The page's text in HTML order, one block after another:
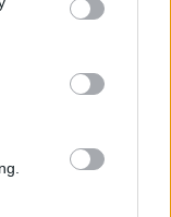
u
od glavnih
sudionike
poslove